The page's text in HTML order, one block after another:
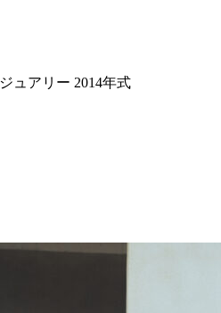
ュアリー 2014年式